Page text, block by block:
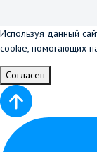
Используя данный
cookie, помогающих
Согласен